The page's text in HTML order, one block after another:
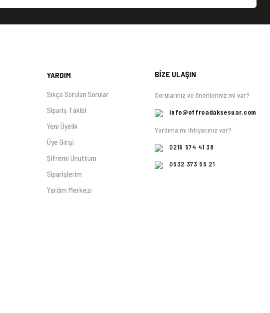
YARDIM
Sıkça Sorulan Sorular
Sipariş Takibi
Yeni Üyelik
Üye Girişi
Şifremi Unuttum
Siparişlerim
Yardım Merkezi
BİZE ULAŞIN
Sorularınız ve önerileriniz mi var?
info@offroadaksesuar.com
Yardıma mı ihtiyacınız var?
0216 574 41 38
0532 373 55 21